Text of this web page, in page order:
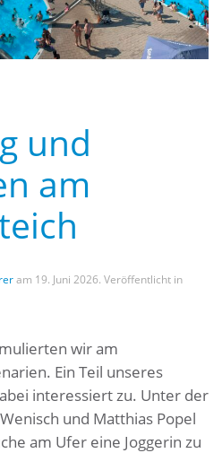
und
am
am 19. Juni 2026. Veröffentlicht in
wir am
Ein Teil unseres
interessiert zu. Unter der
und Matthias Popel
am Ufer eine Joggerin zu